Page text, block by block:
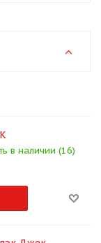
в наличии (16)